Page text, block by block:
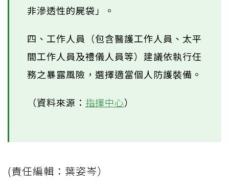
非滲透性的屍袋」。
四、工作人員（包含醫護工作人員、太平
間工作人員及禮儀人員等）建議依執行任
務之暴露風險，選擇適當個人防護裝備。
（資料來源： 指揮中心）
(責任編輯：葉姿岑）